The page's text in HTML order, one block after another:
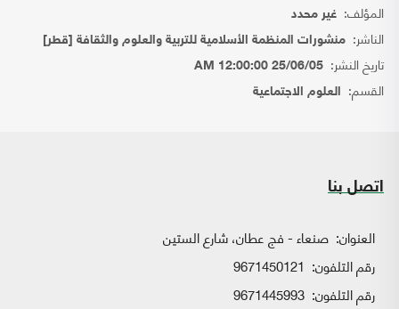
المؤلف: غير محدد
الناشر: منشورات المنظمة الأسلامية للتربية والعلوم والثقافة [قطر]
تاريخ النشر: 25/06/05 12:00:00 AM
القسم: العلوم الاجتماعية
اتصل بنا
العنوان: صنعاء - فج عطان، شارع الستين
رقم التلفون: 9671450121
رقم التلفون: 9671445993